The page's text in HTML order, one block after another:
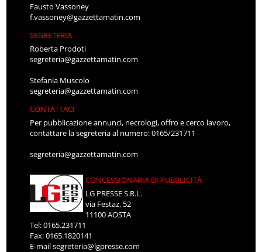
Fausto Vassoney
f.vassoney@gazzettamatin.com
SEGRETERIA
Roberta Prodoti
segreteria@gazzettamatin.com
Stefania Muscolo
segreteria@gazzettamatin.com
CONTATTACI
Per pubblicazione annunci, necrologi, offro e cerco lavoro,
contattare la segreteria al numero: 0165/231711
segreteria@gazzettamatin.com
CONCESSIONARIA DI PUBBLICITÀ
LG PRESSE S.R.L.
via Festaz, 52
11100 AOSTA
Tel: 0165.231711
Fax: 0165.1820141
E-mailsegreteria@lgpresse.com